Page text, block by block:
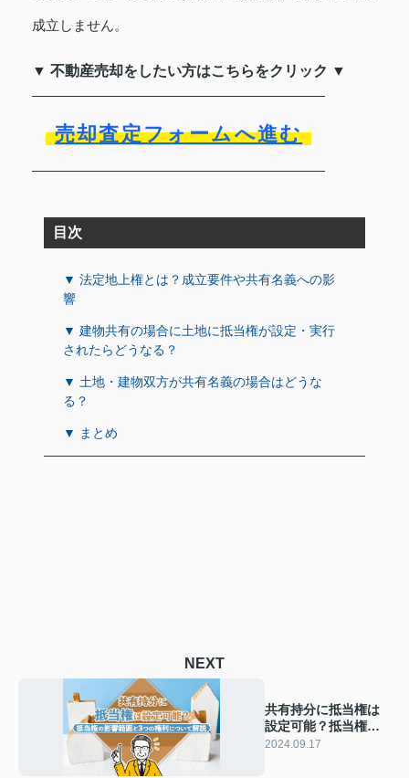
成立しません。
▼ 不動産売却をしたい方はこちらをクリック ▼
売却査定フォームへ進む
目次
▼ 法定地上権とは？成立要件や共有名義への影
響
▼ 建物共有の場合に土地に抵当権が設定・実行
されたらどうなる？
▼ 土地・建物双方が共有名義の場合はどうな
る？
▼ まとめ
NEXT
共有持分に抵当権は
設定可能？抵当権の
影響範囲と3つの権利
2024.09.17